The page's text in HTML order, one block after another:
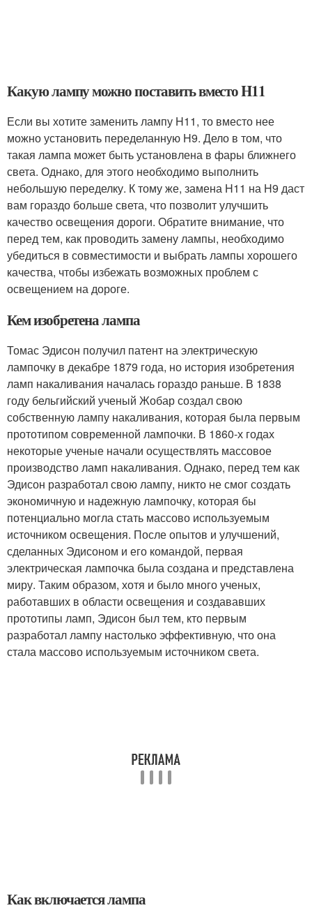
Какую лампу можно поставить вместо H11
Если вы хотите заменить лампу H11, то вместо нее
можно установить переделанную H9. Дело в том, что
такая лампа может быть установлена в фары ближнего
света. Однако, для этого необходимо выполнить
небольшую переделку. К тому же, замена H11 на H9 даст
вам гораздо больше света, что позволит улучшить
качество освещения дороги. Обратите внимание, что
перед тем, как проводить замену лампы, необходимо
убедиться в совместимости и выбрать лампы хорошего
качества, чтобы избежать возможных проблем с
освещением на дороге.
Кем изобретена лампа
Томас Эдисон получил патент на электрическую
лампочку в декабре 1879 года, но история изобретения
ламп накаливания началась гораздо раньше. В 1838
году бельгийский ученый Жобар создал свою
собственную лампу накаливания, которая была первым
прототипом современной лампочки. В 1860-х годах
некоторые ученые начали осуществлять массовое
производство ламп накаливания. Однако, перед тем как
Эдисон разработал свою лампу, никто не смог создать
экономичную и надежную лампочку, которая бы
потенциально могла стать массово используемым
источником освещения. После опытов и улучшений,
сделанных Эдисоном и его командой, первая
электрическая лампочка была создана и представлена
миру. Таким образом, хотя и было много ученых,
работавших в области освещения и создававших
прототипы ламп, Эдисон был тем, кто первым
разработал лампу настолько эффективную, что она
стала массово используемым источником света.
Как включается лампа